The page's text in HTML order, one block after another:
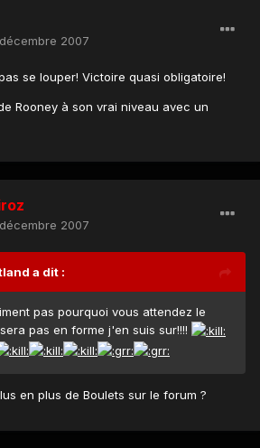
2007
se louper! Victoire quasi obligatoire!
Rooney à son vrai niveau avec un
2007
a dit :
pas pourquoi vous attendez le
pas en forme j'en suis sur!!!!
en plus de Boulets sur le forum ?